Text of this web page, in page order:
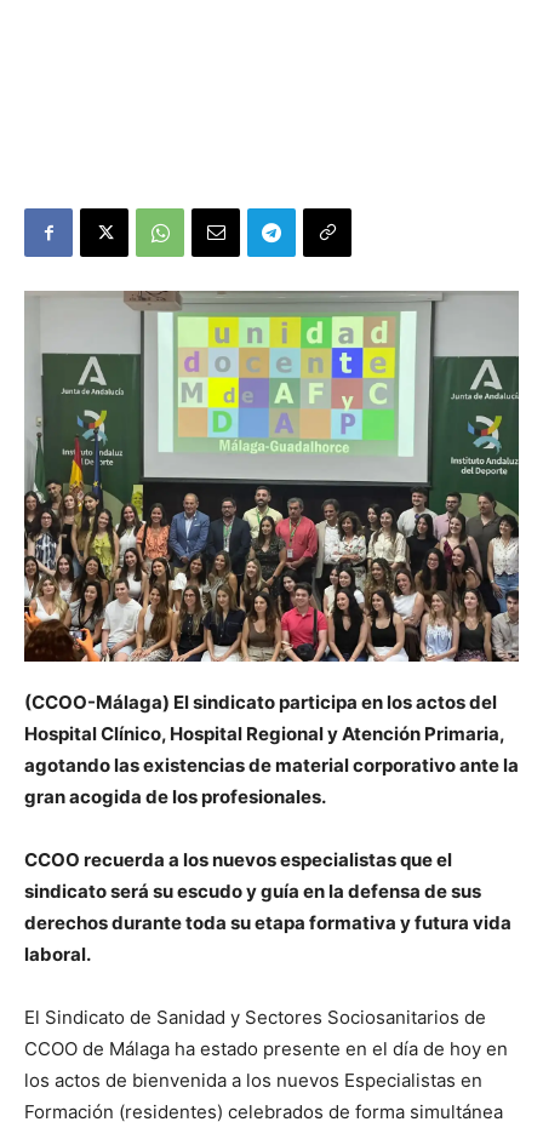
(CCOO-Málaga) El sindicato participa en los actos del
Hospital Clínico, Hospital Regional y Atención Primaria,
agotando las existencias de material corporativo ante la
gran acogida de los profesionales.
CCOO recuerda a los nuevos especialistas que el
sindicato será su escudo y guía en la defensa de sus
derechos durante toda su etapa formativa y futura vida
laboral.
El Sindicato de Sanidad y Sectores Sociosanitarios de
CCOO de Málaga ha estado presente en el día de hoy en
los actos de bienvenida a los nuevos Especialistas en
Formación (residentes) celebrados de forma simultánea